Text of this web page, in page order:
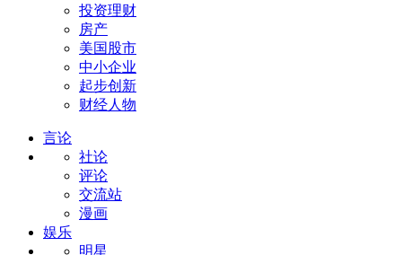
投资理财
房产
美国股市
中小企业
起步创新
财经人物
言论
社论
评论
交流站
漫画
娱乐
明星